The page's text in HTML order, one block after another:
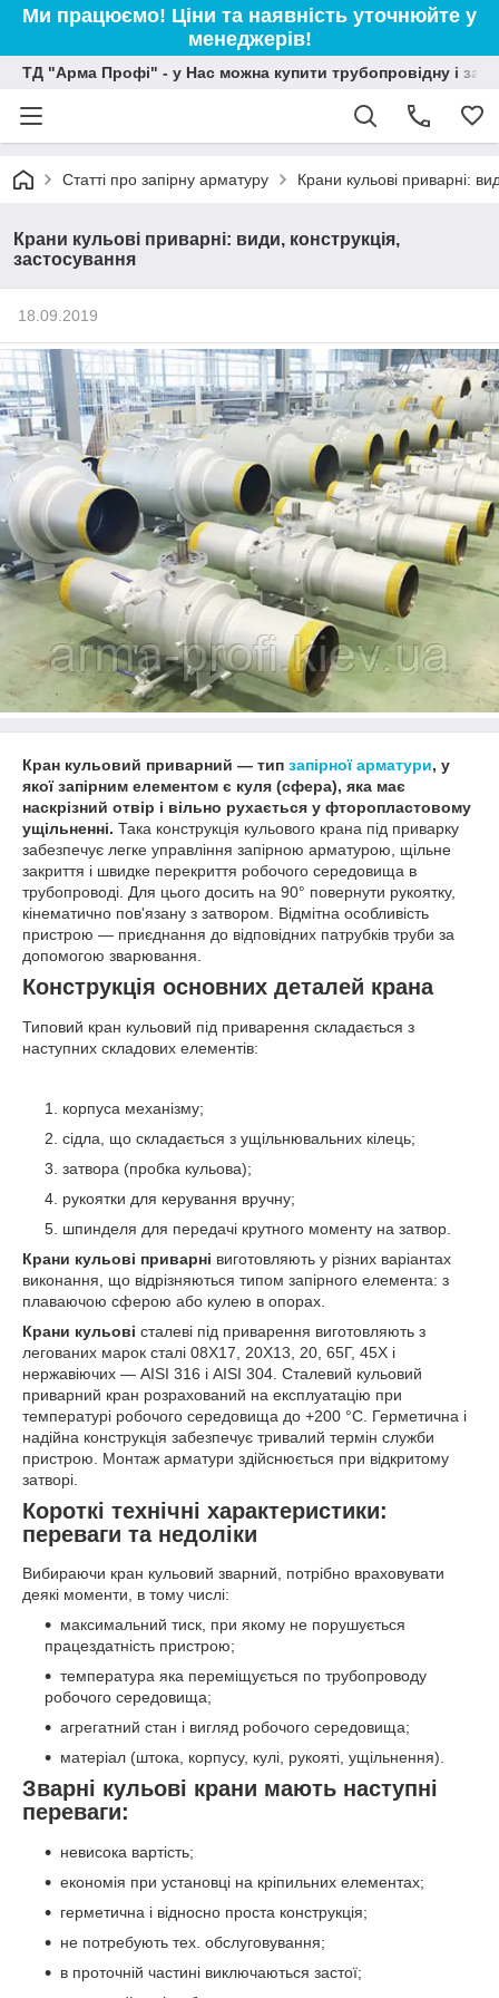
Ми працюємо! Ціни та наявність уточнюйте у
менеджерів!
ТД "Арма Профі" - у Нас можна купити трубопровідну і
Статті про запірну арматуру Крани кульові приварні:
Крани кульові приварні: види, конструкція,
застосування
18.09.2019
Кран кульовий приварний — тип запірної арматури, у
якої запірним елементом є куля (сфера), яка має
наскрізний отвір і вільно рухається у фторопластовому
ущільненні. Така конструкція кульового крана під приварку
забезпечує легке управління запірною арматурою, щільне
закриття і швидке перекриття робочого середовища в
трубопроводі. Для цього досить на 90° повернути рукоятку,
кінематично пов'язану з затвором. Відмітна особливість
пристрою — приєднання до відповідних патрубків труби за
допомогою зварювання.
Конструкція основних деталей крана
Типовий кран кульовий під приварення складається з
наступних складових елементів:
корпуса механізму;
сідла, що складається з ущільнювальних кілець;
затвора (пробка кульова);
рукоятки для керування вручну;
шпинделя для передачі крутного моменту на затвор.
Крани кульові приварні виготовляють у різних варіантах
виконання, що відрізняються типом запірного елемента: з
плаваючою сферою або кулею в опорах.
Крани кульові сталеві під приварення виготовляють з
легованих марок сталі 08Х17, 20Х13, 20, 65Г, 45Х і
нержавіючих — AISI 316 і AISI 304. Сталевий кульовий
приварний кран розрахований на експлуатацію при
температурі робочого середовища до +200 °С. Герметична і
надійна конструкція забезпечує тривалий термін служби
пристрою. Монтаж арматури здійснюється при відкритому
затворі.
Короткі технічні характеристики:
переваги та недоліки
Вибираючи кран кульовий зварний, потрібно враховувати
деякі моменти, в тому числі:
максимальний тиск, при якому не порушується
працездатність пристрою;
температура яка переміщується по трубопроводу
робочого середовища;
агрегатний стан і вигляд робочого середовища;
матеріал (штока, корпусу, кулі, рукояті, ущільнення).
Зварні кульові крани мають наступні
переваги:
невисока вартість;
економія при установці на кріпильних елементах;
герметична і відносно проста конструкція;
не потребують тех. обслуговування;
в проточній частині виключаються застої;